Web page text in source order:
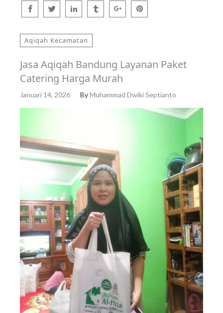
Aqiqah Kecamatan
Jasa Aqiqah Bandung Layanan Paket
Catering Harga Murah
Januari 14, 2026 ByMuhammad Dwiki Septianto